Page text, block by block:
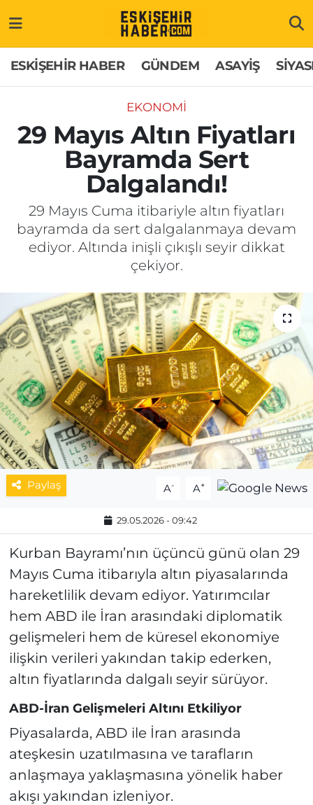
ESKİŞEHİR HABER GÜNDEM ASAYİŞ
EKONOMİ
29 Mayıs Altın Fiyatları
Bayramda Sert
Dalgalandı!
29 Mayıs Cuma itibariyle altın fiyatları
bayramda da sert dalgalanmaya devam
ediyor. Altında inişli çıkışlı seyir dikkat
çekiyor.
Paylaş A- A+
29.05.2026 - 09:42
Kurban Bayramı’nın üçüncü günü olan 29
Mayıs Cuma itibarıyla altın piyasalarında
hareketlilik devam ediyor. Yatırımcılar
hem ABD ile İran arasındaki diplomatik
gelişmeleri hem de küresel ekonomiye
ilişkin verileri yakından takip ederken,
altın fiyatlarında dalgalı seyir sürüyor.
ABD-İran Gelişmeleri Altını Etkiliyor
Piyasalarda, ABD ile İran arasında
ateşkesin uzatılmasına ve tarafların
anlaşmaya yaklaşmasına yönelik haber
akışı yakından izleniyor.
GÜNDEM
ASAYİŞ
SİYASET
EKONOMİ
SAĞLIK
SPOR
MAGAZİN
ESKİŞEHİRSPOR
Hakkımızda
İletişim
Künye
Odunpazarı Trafik Yoğunluk Haritası
Süper Lig Puan Durumu ve Fikstür
Tüm Manşetler
Son Dakika Haberleri
Haber Arşivi